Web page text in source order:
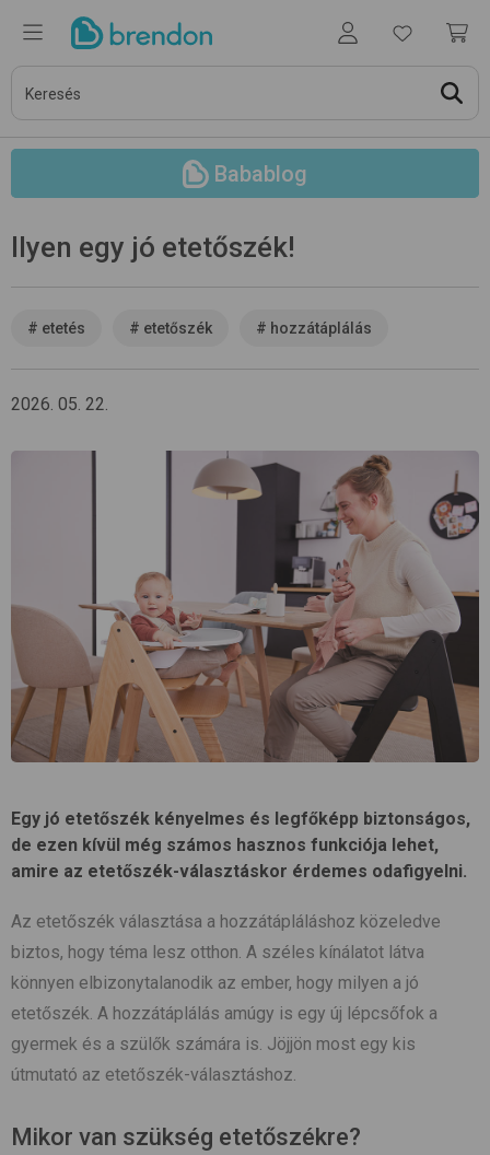
Babablog
Ilyen egy jó etetőszék!
# etetés # etetőszék # hozzátáplálás
2026. 05. 22.
Egy jó etetőszék kényelmes és legfőképp biztonságos,
de ezen kívül még számos hasznos funkciója lehet,
amire az etetőszék-választáskor érdemes odafigyelni.
Az etetőszék választása a hozzátápláláshoz közeledve
biztos, hogy téma lesz otthon. A széles kínálatot látva
könnyen elbizonytalanodik az ember, hogy milyen a jó
etetőszék. A hozzátáplálás amúgy is egy új lépcsőfok a
gyermek és a szülők számára is. Jöjjön most egy kis
útmutató az etetőszék-választáshoz.
Mikor van szükség etetőszékre?